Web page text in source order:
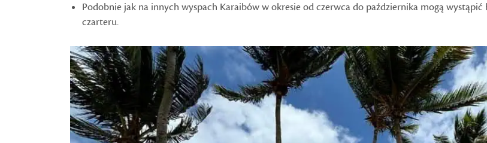
Podobnie jak na innych wyspach Karaibów w okresie od czerwca do października mogą
czarteru.